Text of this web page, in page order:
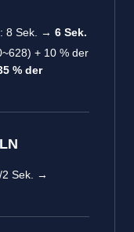
8 Sek. → 6 Sek.
+ 10 % der
% der
2 Sek. →